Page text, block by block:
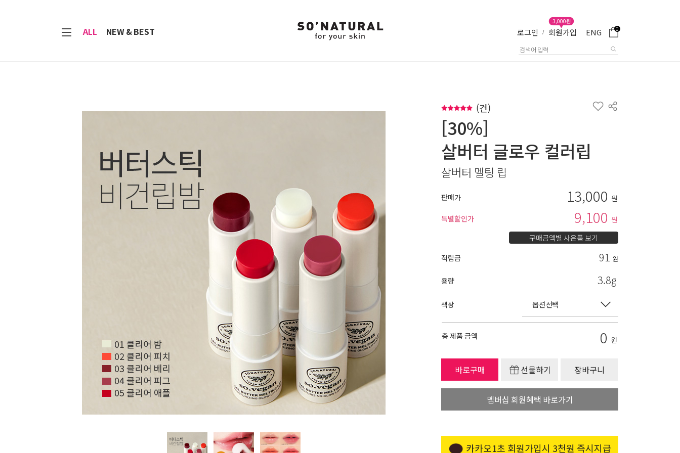
ALL NEW & BEST 로그인 / 회원가입
3,000원
ENG 0
(건)
[30%]
살버터 글로우 컬러립
살버터 멜팅 립
판매가 13,000 원
특별할인가
9,100 원
구매금액별 사은품 보기
적립금
91 원
용량 3.8g
색상
총 제품 금액 0 원
바로구매 선물하기 장바구니
멤버십 회원혜택 바로가기
카카오1초 회원가입시 3천원 즉시지급